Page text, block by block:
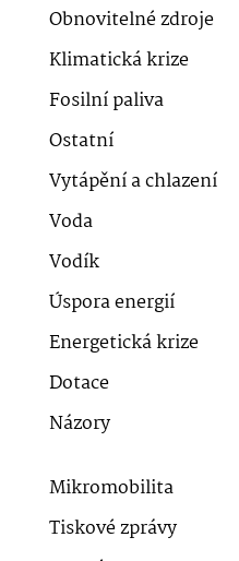
Obnovitelné zdroje
Klimatická krize
Fosilní paliva
Ostatní
Vytápění a chlazení
Voda
Vodík
Úspora energií
Energetická krize
Dotace
Názory
Mikromobilita
Tiskové zprávy